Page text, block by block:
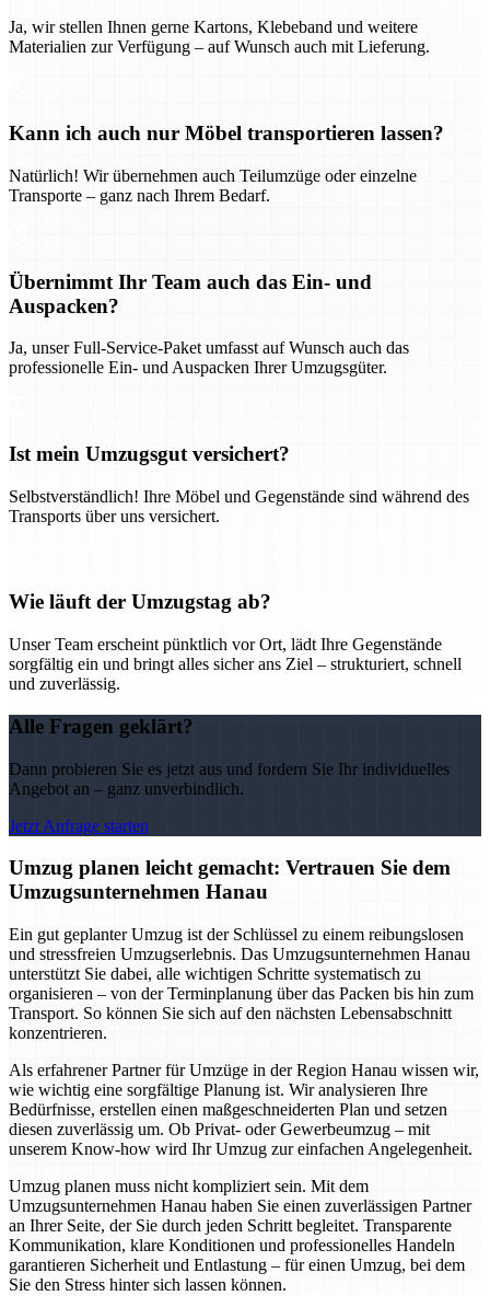
Ja, wir stellen Ihnen gerne Kartons, Klebeband und weitere
Materialien zur Verfügung – auf Wunsch auch mit Lieferung.
Kann ich auch nur Möbel transportieren lassen?
Natürlich! Wir übernehmen auch Teilumzüge oder einzelne
Transporte – ganz nach Ihrem Bedarf.
Übernimmt Ihr Team auch das Ein- und
Auspacken?
Ja, unser Full-Service-Paket umfasst auf Wunsch auch das
professionelle Ein- und Auspacken Ihrer Umzugsgüter.
Ist mein Umzugsgut versichert?
Selbstverständlich! Ihre Möbel und Gegenstände sind während des
Transports über uns versichert.
Wie läuft der Umzugstag ab?
Unser Team erscheint pünktlich vor Ort, lädt Ihre Gegenstände
sorgfältig ein und bringt alles sicher ans Ziel – strukturiert, schnell
und zuverlässig.
Alle Fragen geklärt?
Dann probieren Sie es jetzt aus und fordern Sie Ihr individuelles
Angebot an – ganz unverbindlich.
Jetzt Anfrage starten
Umzug planen leicht gemacht: Vertrauen Sie dem
Umzugsunternehmen Hanau
Ein gut geplanter Umzug ist der Schlüssel zu einem reibungslosen
und stressfreien Umzugserlebnis. Das Umzugsunternehmen Hanau
unterstützt Sie dabei, alle wichtigen Schritte systematisch zu
organisieren – von der Terminplanung über das Packen bis hin zum
Transport. So können Sie sich auf den nächsten Lebensabschnitt
konzentrieren.
Als erfahrener Partner für Umzüge in der Region Hanau wissen wir,
wie wichtig eine sorgfältige Planung ist. Wir analysieren Ihre
Bedürfnisse, erstellen einen maßgeschneiderten Plan und setzen
diesen zuverlässig um. Ob Privat- oder Gewerbeumzug – mit
unserem Know-how wird Ihr Umzug zur einfachen Angelegenheit.
Umzug planen muss nicht kompliziert sein. Mit dem
Umzugsunternehmen Hanau haben Sie einen zuverlässigen Partner
an Ihrer Seite, der Sie durch jeden Schritt begleitet. Transparente
Kommunikation, klare Konditionen und professionelles Handeln
garantieren Sicherheit und Entlastung – für einen Umzug, bei dem
Sie den Stress hinter sich lassen können.